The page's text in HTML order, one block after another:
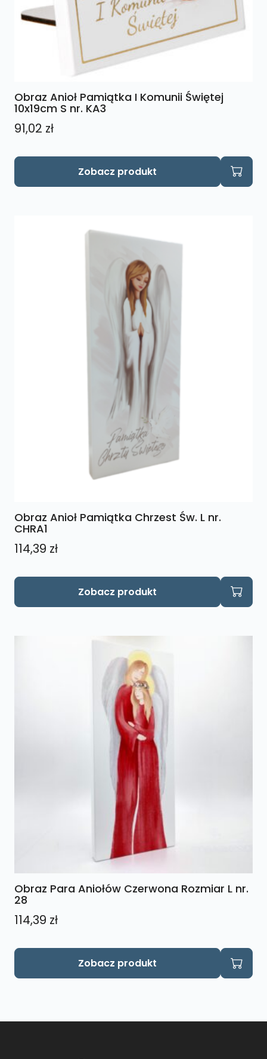
Obraz Anioł Pamiątka I Komunii Świętej
10x19cm S nr. KA3
91,02 zł
Zobacz produkt
Obraz Anioł Pamiątka Chrzest Św. L nr.
CHRA1
114,39 zł
Zobacz produkt
Obraz Para Aniołów Czerwona Rozmiar L nr.
28
114,39 zł
Zobacz produkt